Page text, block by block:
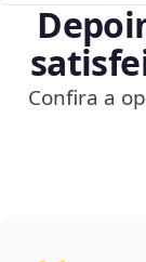
Confira a